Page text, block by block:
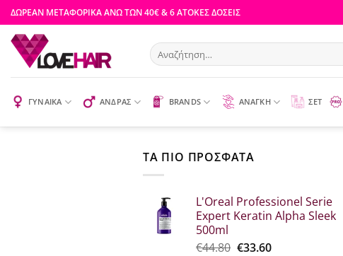
Μετάβαση
στο
περιεχόμενο
ΔΩΡΕΑΝ ΜΕΤΑΦΟΡΙΚΑ ΑΝΩ ΤΩΝ 40€ & 6 ΑΤΟΚΕΣ ΔΟΣΕΙΣ
Αναζήτηση
για:
ΓΥΝΑΙΚΑ ΑΝΔΡΑΣ BRANDS ΑΝΑΓΚΗ ΣΕΤ
ΤΑ ΠΙΟ ΠΡΟΣΦΑΤΑ
L'Oreal Professionel Serie
Expert Keratin Alpha Sleek
500ml
€44.80 Original
€33.60Η